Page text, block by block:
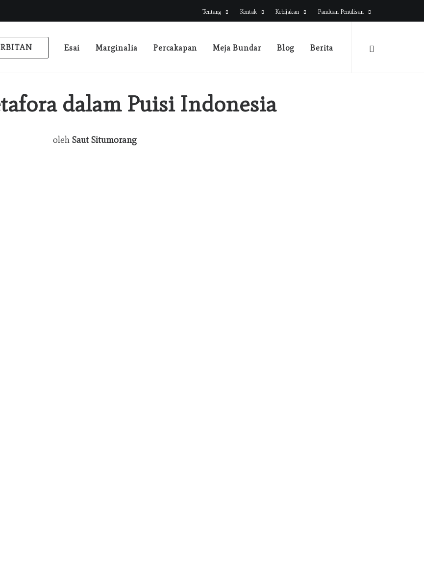
Tentang Kontak Kebijakan Panduan Penulisan
Esai Marginalia Percakapan Meja Bundar Blog Berita
dalam Puisi Indonesia
oleh Saut Situmorang